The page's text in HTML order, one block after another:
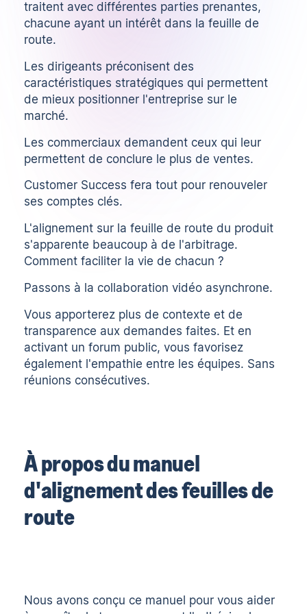
traitent avec différentes parties prenantes,
chacune ayant un intérêt dans la feuille de
route.
Les dirigeants préconisent des
caractéristiques stratégiques qui permettent
de mieux positionner l'entreprise sur le
marché.
Les commerciaux demandent ceux qui leur
permettent de conclure le plus de ventes.
Customer Success fera tout pour renouveler
ses comptes clés.
L'alignement sur la feuille de route du produit
s'apparente beaucoup à de l'arbitrage.
Comment faciliter la vie de chacun ?
Passons à la collaboration vidéo asynchrone.
Vous apporterez plus de contexte et de
transparence aux demandes faites. Et en
activant un forum public, vous favorisez
également l'empathie entre les équipes. Sans
réunions consécutives.
À propos du manuel
d'alignement des feuilles de
route
Nous avons conçu ce manuel pour vous aider